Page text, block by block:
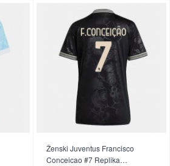
Ženski Juventus Francisco
Conceicao #7 Replika